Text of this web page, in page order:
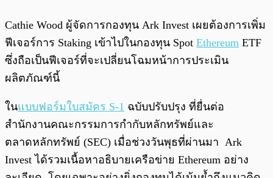
Cathie Wood ผู้จัดการกองทุน Ark Invest เผยต้องการเพิ่ม
ฟีเจอร์การ Staking เข้าไปในกองทุน Spot Ethereum ETF
ซึ่งถือเป็นฟีเจอร์ที่จะเปลี่ยนโฉมหน้าการประเมิน
ผลิตภัณฑ์นี้
ในแบบฟอร์มใบสมัคร S-1 ฉบับปรับปรุง ที่ยื่นต่อ
สำนักงานคณะกรรมการกำกับหลักทรัพย์และ
ตลาดหลักทรัพย์ (SEC) เมื่อช่วงวันพุธที่ผ่านมา Ark
Invest ได้รวมเนื้อหาอธิบายเครือข่าย Ethereum อย่าง